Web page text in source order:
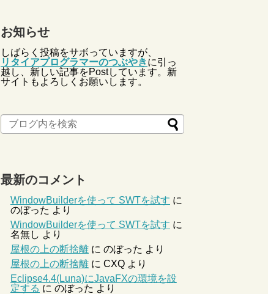
お知らせ
しばらく投稿をサボっていますが、
リタイアプログラマーのつぶやきに引っ
越し、新しい記事をPostしています。新
サイトもよろしくお願いします。
最新のコメント
WindowBuilderを使って SWTを試す に
のぼった より
WindowBuilderを使って SWTを試す に
名無し より
屋根の上の断捨離 に のぼった より
屋根の上の断捨離 に CXQ より
Eclipse4.4(Luna)にJavaFXの環境を設
定する に のぼった より